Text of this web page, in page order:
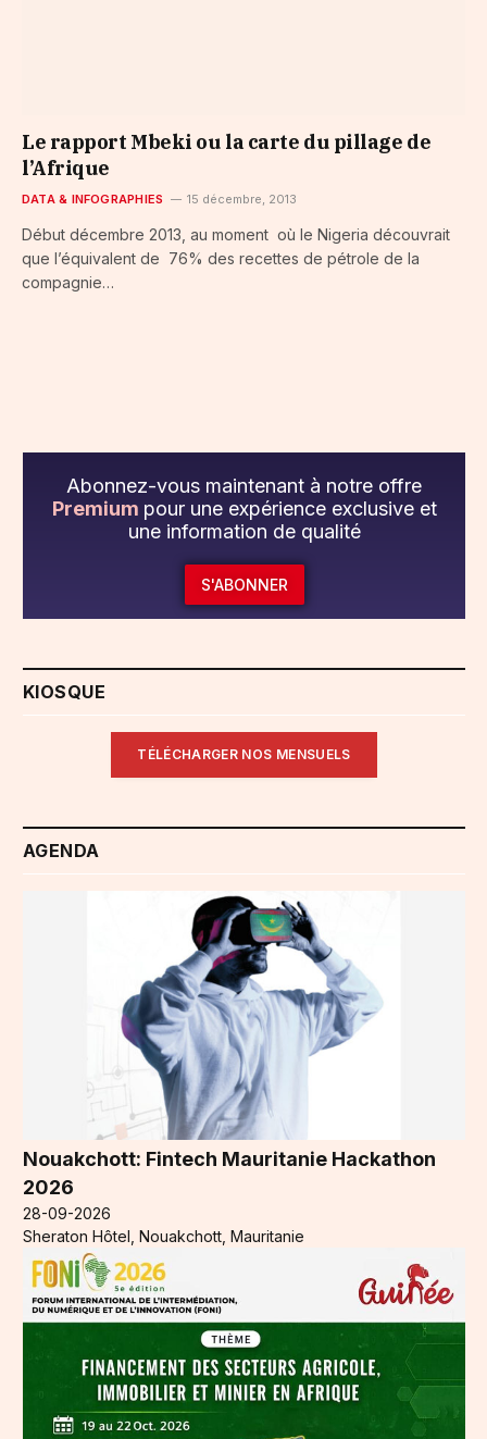
Le rapport Mbeki ou la carte du pillage de
l’Afrique
DATA & INFOGRAPHIES 15 décembre, 2013
Début décembre 2013, au moment où le Nigeria découvrait
que l’équivalent de 76% des recettes de pétrole de la
compagnie…
Abonnez-vous maintenant à notre offre
Premium pour une expérience exclusive et
une information de qualité
S'ABONNER
KIOSQUE
TÉLÉCHARGER NOS MENSUELS
AGENDA
Nouakchott: Fintech Mauritanie Hackathon
2026
28-09-2026
Sheraton Hôtel, Nouakchott, Mauritanie